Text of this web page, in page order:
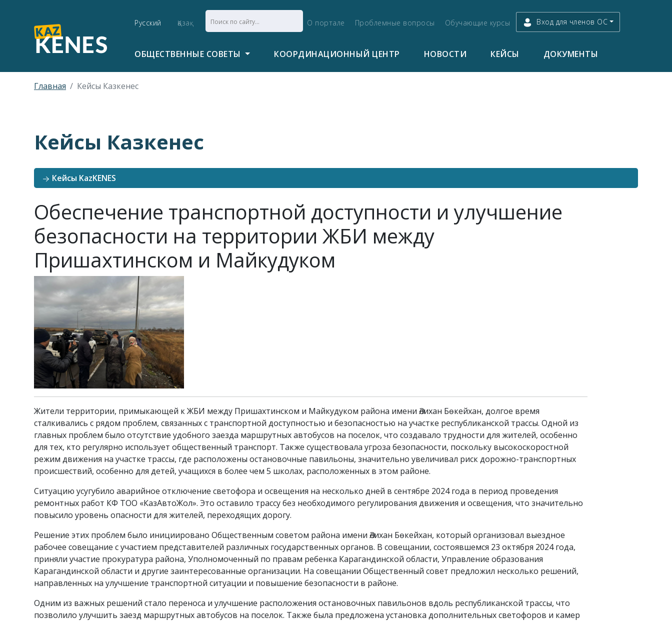
Русский Қазақ О портале Проблемные вопросы Обучающие курсы Вход для членов ОС
ОБЩЕСТВЕННЫЕ СОВЕТЫ КООРДИНАЦИОННЫЙ ЦЕНТР НОВОСТИ КЕЙСЫ ДОКУМЕНТЫ
Главная Кейсы Казкенес
Кейсы Казкенес
Кейсы KazKENES
Обеспечение транспортной доступности и улучшение
безопасности на территории ЖБИ между
Пришахтинском и Майкудуком
Жители территории, примыкающей к ЖБИ между Пришахтинском и Майкудуком района имени Әлихан Бөкейхан, долгое время
сталкивались с рядом проблем, связанных с транспортной доступностью и безопасностью на участке республиканской трассы. Одной из
главных проблем было отсутствие удобного заезда маршрутных автобусов на поселок, что создавало трудности для жителей, особенно
для тех, кто регулярно использует общественный транспорт. Также существовала угроза безопасности, поскольку высокоскоростной
режим движения на участке трассы, где расположены остановочные павильоны, значительно увеличивал риск дорожно-транспортных
происшествий, особенно для детей, учащихся в более чем 5 школах, расположенных в этом районе.
Ситуацию усугубило аварийное отключение светофора и освещения на несколько дней в сентябре 2024 года в период проведения
ремонтных работ КФ ТОО «КазАвтоЖол». Это оставило трассу без необходимого регулирования движения и освещения, что значительно
повысило уровень опасности для жителей, переходящих дорогу.
Решение этих проблем было инициировано Общественным советом района имени Әлихан Бөкейхан, который организовал выездное
рабочее совещание с участием представителей различных государственных органов. В совещании, состоявшемся 23 октября 2024 года,
приняли участие прокуратура района, Уполномоченный по правам ребенка Карагандинской области, Управление образования
Карагандинской области и другие заинтересованные организации. На совещании Общественный совет предложил несколько решений,
направленных на улучшение транспортной ситуации и повышение безопасности в районе.
Одним из важных решений стало переноса и улучшение расположения остановочных павильонов вдоль республиканской трассы, что
позволило улучшить заезд маршрутных автобусов на поселок. Также была предложена установка дополнительных светофоров и камер